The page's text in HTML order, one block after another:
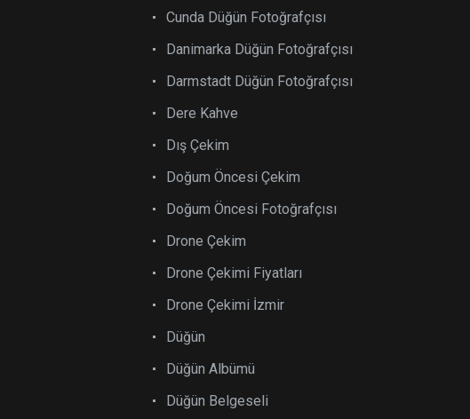
Cunda Düğün Fotoğrafçısı
Danimarka Düğün Fotoğrafçısı
Darmstadt Düğün Fotoğrafçısı
Dere Kahve
Dış Çekim
Doğum Öncesi Çekim
Doğum Öncesi Fotoğrafçısı
Drone Çekim
Drone Çekimi Fiyatları
Drone Çekimi İzmir
Düğün
Düğün Albümü
Düğün Belgeseli